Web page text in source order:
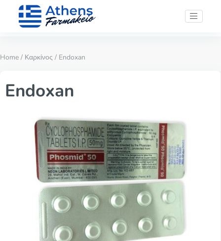
Home / Καρκίνος / Endoxan
Endoxan